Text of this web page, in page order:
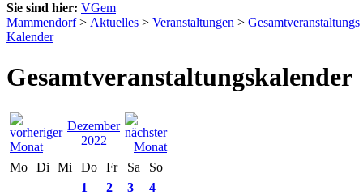
Sie sind hier: VGem
Mammendorf> Aktuelles > Veranstaltungen > Gesamtveranstaltungs
Kalender
Gesamtveranstaltungskalender
Dezember
2022
Mo
Di Mi Do Fr Sa
So
1
2 3
4